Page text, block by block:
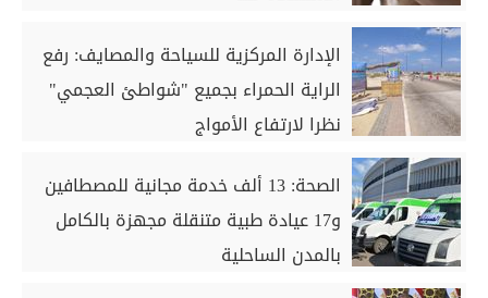
الإدارة المركزية للسياحة والمصايف: رفع
الراية الحمراء بجميع "شواطئ العجمي"
نظرا لارتفاع الأمواج
الصحة: 13 ألف خدمة مجانية للمصطافين
و17 عيادة طبية متنقلة مجهزة بالكامل
بالمدن الساحلية